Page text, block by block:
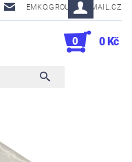
EMKO.GROUSL@EMAIL.CZ
0 0 Kč